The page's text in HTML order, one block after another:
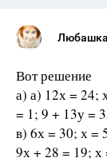
Вот решение
а) а) 12х = 24;
= 1; 9 + 13у =
в) 6х = 30; х =
9х + 28 = 19; х